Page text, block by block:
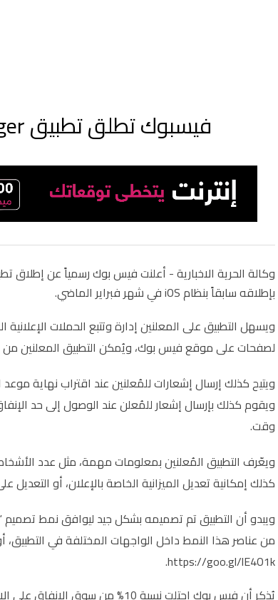
فيسبوك تطلق تطبيق Ads Manager لإدارة الإعلانات على أندرويد
وكالة الحرية الاخبارية - أ
بإطلاقه سابقاً بنظام iOS في شهر فبراير الماضي.
ويسهل التطبيق على المعلنين إدارة وتتبع الحملات
لصفحات على موقع فيس بوك، ويُمكن التطبيق المعلنين من
ويتيح كذلك إرسال إشعارات للمُعلنين عند اقتراب نهاية موعد
ويقوم كذلك بإرسال إشعار للمُعلن عند الوصول إلى حد
وقت.
ويعّرف التطبيق المُعلنين بمعلومات مهمة، مثل عدد
كذلك إمكانية تعديل الميزانية الخاصة بالإعلان، أو التعديل
من عناصر هذا النمط داخل الواجهات المختلفة في التطبيق،
https://goo.gl/lE4O1k.